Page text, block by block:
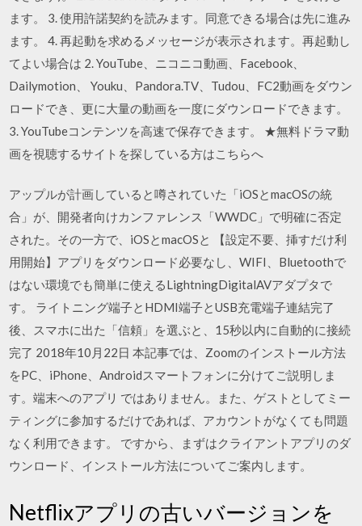
ます。 3. 使用許諾契約を読みます。同意できる場合は先に進み
ます。 4. 再起動を求めるメッセージが表示されます。再起動し
てよい場合は 2. YouTube、ニコニコ動画、Facebook、
Dailymotion、 Youku、Pandora.TV、Tudou、FC2動画をダウン
ロードでき、更に大量の動画を一度にダウンロードできます。
3. YouTubeコンテンツを高速で保存できます。 ★無料ドラマ動
画を視聴するサイトを探している方はこちらへ
アップルが計画していると噂されていた「iOSとmacOSの統
合」が、開発者向けカンファレンス「WWDC」で明確に否定
された。その一方で、iOSとmacOSと 【設定不要、挿すだけ利
用開始】アプリをダウンロード必要なし、WIFI、Bluetoothで
はない環境でも簡単に使えるLightningDigitalAVアダプタで
す。 ライトニング端子とHDMI端子とUSB充電端子連結完了
後、スマホに出た「信頼」を選ぶと、15秒以内に自動的に接続
完了 2018年10月22日 本記事では、Zoomのインストール方法
をPC、iPhone、Androidスマートフォンに分けてご説明しま
す。端末へのアプリ ではありません。また、ゲストとしてミー
ティングに参加するだけであれば、アカウントがなくても問題
なく利用できます。 ですから、まずはクライアントアプリのダ
ウンロード、インストール方法についてご案内します。
Netflixアプリの古いバージョンを